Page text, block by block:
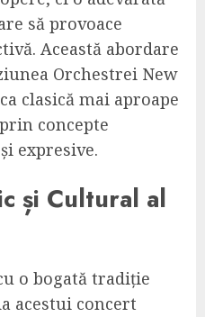
să provoace
Această abordare
Orchestrei New
clasică mai aproape
concepte
expresive.
și Cultural al
o bogată tradiție
acestui concert